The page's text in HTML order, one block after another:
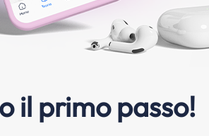
il primo passo!